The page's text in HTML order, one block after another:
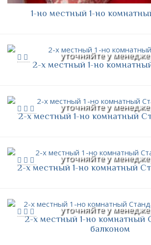
1-но местный 1-но
уточняйте у
2-х местный 1-но
уточняйте у
2-х местный 1-но комнатный
уточняйте у
2-х местный 1-но комнатный
уточняйте у
2-х местный 1-но комнатный
балконом